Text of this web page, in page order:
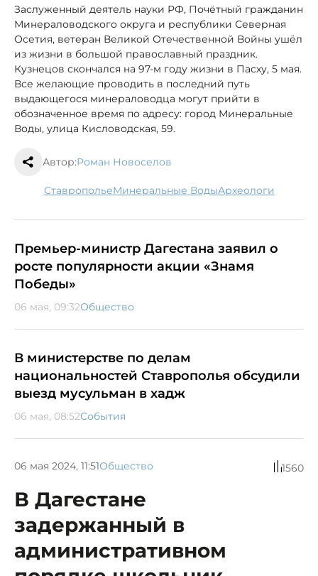
Заслуженный деятель науки РФ, Почётный гражданин
Минераловодского округа и республики Северная
Осетия, ветеран Великой Отечественной Войны ушёл
из жизни в большой православный праздник.
Кузнецов скончался на 97-м году жизни в Пасху, 5 мая.
Все желающие проводить в последний путь
выдающегося минераловодца могут прийти в
обозначенное время по адресу: город Минеральные
Воды, улица Кисловодская, 59.
Автор:Роман Новоселов
Ставрополье Минеральные Воды археологи
Премьер-министр Дагестана заявил о
росте популярности акции «Знамя
Победы»
06 мая, 09:32Общество
В министерстве по делам
национальностей Ставрополья обсудили
выезд мусульман в хадж
06 мая, 08:52События
06 мая 2024, 11:51Общество 1560
В Дагестане
задержанный в
административном